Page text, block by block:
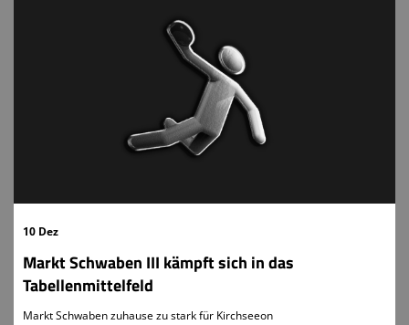
10 Dez
Markt Schwaben III kämpft sich in das
Tabellenmittelfeld
Markt Schwaben zuhause zu stark für Kirchseeon